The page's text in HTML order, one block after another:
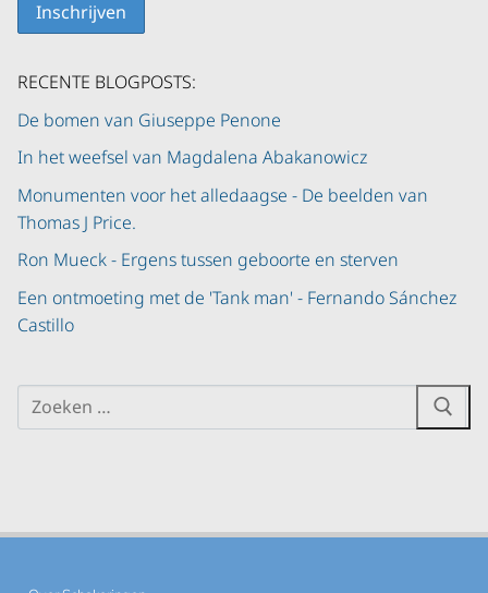
RECENTE BLOGPOSTS:
De bomen van Giuseppe Penone
In het weefsel van Magdalena Abakanowicz
Monumenten voor het alledaagse - De beelden van
Thomas J Price.
Ron Mueck - Ergens tussen geboorte en sterven
Een ontmoeting met de 'Tank man' - Fernando Sánchez
Castillo